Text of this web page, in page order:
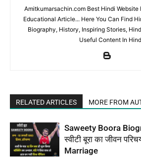
Amitkumarsachin.com Best Hindi
Educational Article... Here You Can Find
Biography, History, Inspiring Stories,
Useful Content In
RELATED ARTICLES MORE FROM
Saweety Boora
स्वीटी बूरा का जीवन
Marriage